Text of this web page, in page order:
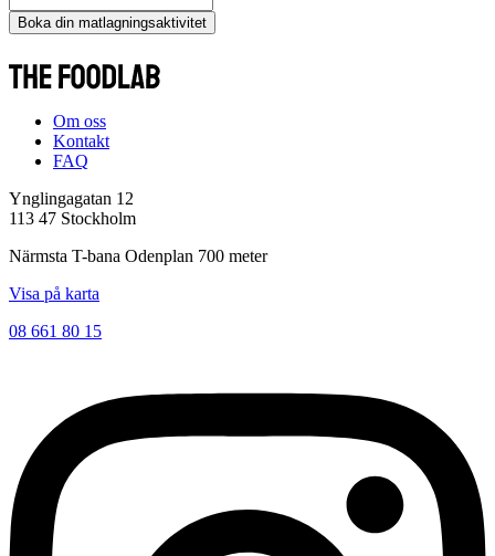
Boka din matlagningsaktivitet
Om oss
Kontakt
FAQ
Ynglingagatan 12
113 47 Stockholm
Närmsta T-bana Odenplan 700 meter
Visa på karta
08 661 80 15